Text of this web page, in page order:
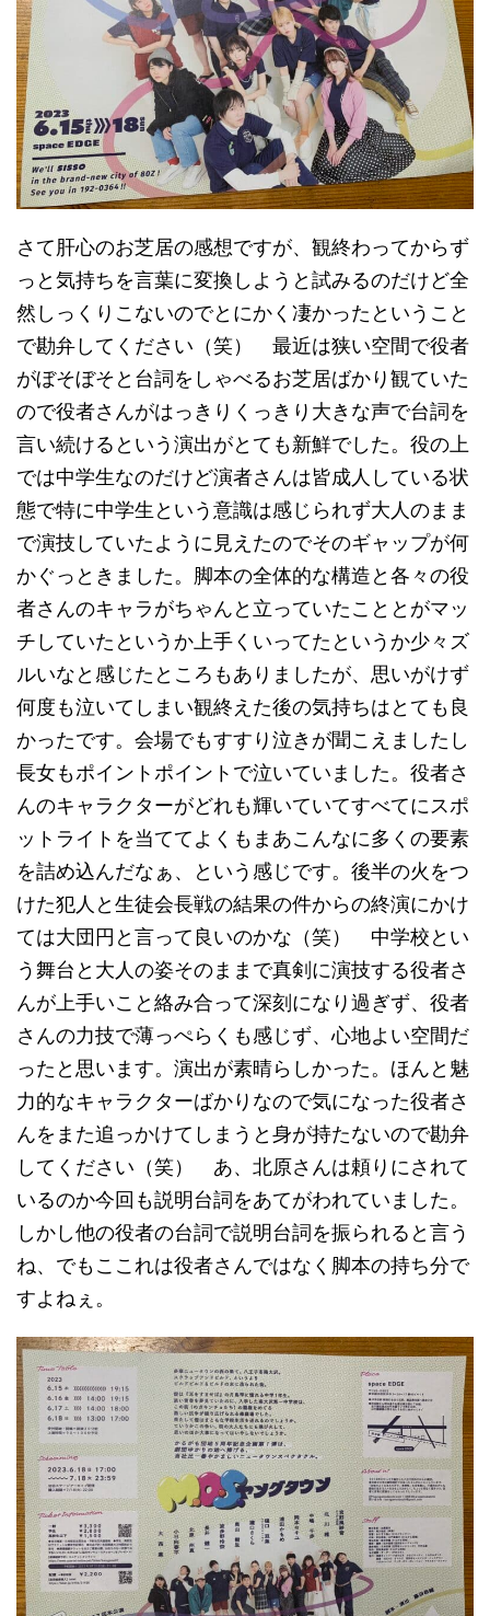
さて肝心のお芝居の感想ですが、観終わってからず
っと気持ちを言葉に変換しようと試みるのだけど全
然しっくりこないのでとにかく凄かったということ
で勘弁してください（笑） 最近は狭い空間で役者
がぼそぼそと台詞をしゃべるお芝居ばかり観ていた
ので役者さんがはっきりくっきり大きな声で台詞を
言い続けるという演出がとても新鮮でした。役の上
では中学生なのだけど演者さんは皆成人している状
態で特に中学生という意識は感じられず大人のまま
で演技していたように見えたのでそのギャップが何
かぐっときました。脚本の全体的な構造と各々の役
者さんのキャラがちゃんと立っていたこととがマッ
チしていたというか上手くいってたというか少々ズ
ルいなと感じたところもありましたが、思いがけず
何度も泣いてしまい観終えた後の気持ちはとても良
かったです。会場でもすすり泣きが聞こえましたし
長女もポイントポイントで泣いていました。役者さ
んのキャラクターがどれも輝いていてすべてにスポ
ットライトを当ててよくもまあこんなに多くの要素
を詰め込んだなぁ、という感じです。後半の火をつ
けた犯人と生徒会長戦の結果の件からの終演にかけ
ては大団円と言って良いのかな（笑） 中学校とい
う舞台と大人の姿そのままで真剣に演技する役者さ
んが上手いこと絡み合って深刻になり過ぎず、役者
さんの力技で薄っぺらくも感じず、心地よい空間だ
ったと思います。演出が素晴らしかった。ほんと魅
力的なキャラクターばかりなので気になった役者さ
んをまた追っかけてしまうと身が持たないので勘弁
してください（笑） あ、北原さんは頼りにされて
いるのか今回も説明台詞をあてがわれていました。
しかし他の役者の台詞で説明台詞を振られると言う
ね、でもここれは役者さんではなく脚本の持ち分で
すよねぇ。